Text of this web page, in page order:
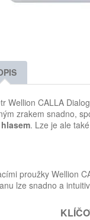
Wellion CALLA
zrakem snadno,
. Lze je ale
proužky Wellion
lze snadno a